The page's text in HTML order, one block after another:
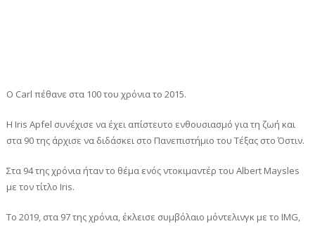
Ο Carl πέθανε στα 100 του χρόνια το 2015.
Η Iris Apfel συνέχισε να έχει απίστευτο ενθουσιασμό για τη ζωή και
στα 90 της άρχισε να διδάσκει στο Πανεπιστήμιο του Τέξας στο Όστιν.
Στα 94 της χρόνια ήταν το θέμα ενός ντοκιμαντέρ του Albert Maysles
με τον τίτλο Iris.
To 2019, στα 97 της χρόνια, έκλεισε συμβόλαιο μόντελινγκ με το IMG,